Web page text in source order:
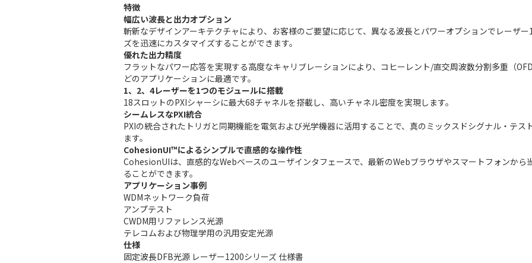
特徴
幅広い波長と出力オプション
斬新なデザインアーキテクチャにより、お客様のご要望に応じて、異なる波長とパワーオプションでレーザ
ズを迅速にカスタマイズすることができます。
優れた出力精度
フラットなパワー応答を実現する高度なキャリブレーションにより、コヒーレント/直交周波数分割多重（
どのアプリケーションに最適です。
1、2、4レーザーを1つのモジュールに搭載
18スロットのPXIシャーシに最大68チャネルを搭載し、高いチャネル密度を実現します。
シームレスなPXI統合
PXIの統合されたトリガと同期機能を電気および光学機器に活用することで、真のミックスドシグナル・テス
ます。
CohesionUI™によるシンプルで直感的な操作性
CohesionUIは、直感的なWebベースのユーザインタフェースで、最新のWebブラウザやスマートフォンから
ることができます。
アプリケーション事例
WDMネットワーク負荷
アンプテスト
CWDM用リファレンス光源
テレコムおよび物理学用の汎用安定光源
仕様
固定波長DFB光源 レーザー1200シリーズ 仕様書